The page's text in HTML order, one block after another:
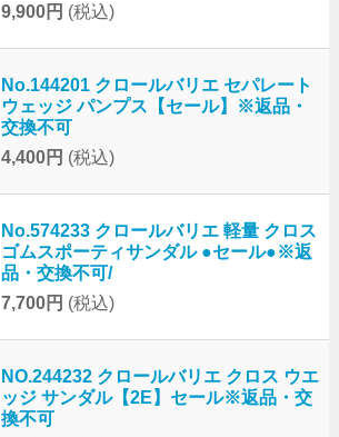
9,900円 (税込)
No.144201 クロールバリエ セパレート
ウェッジ パンプス【セール】※返品・
交換不可
4,400円 (税込)
No.574233 クロールバリエ 軽量 クロス
ゴムスポーティサンダル ●セール●※返
品・交換不可/
7,700円 (税込)
NO.244232 クロールバリエ クロス ウエ
ッジ サンダル【2E】セール※返品・交
換不可